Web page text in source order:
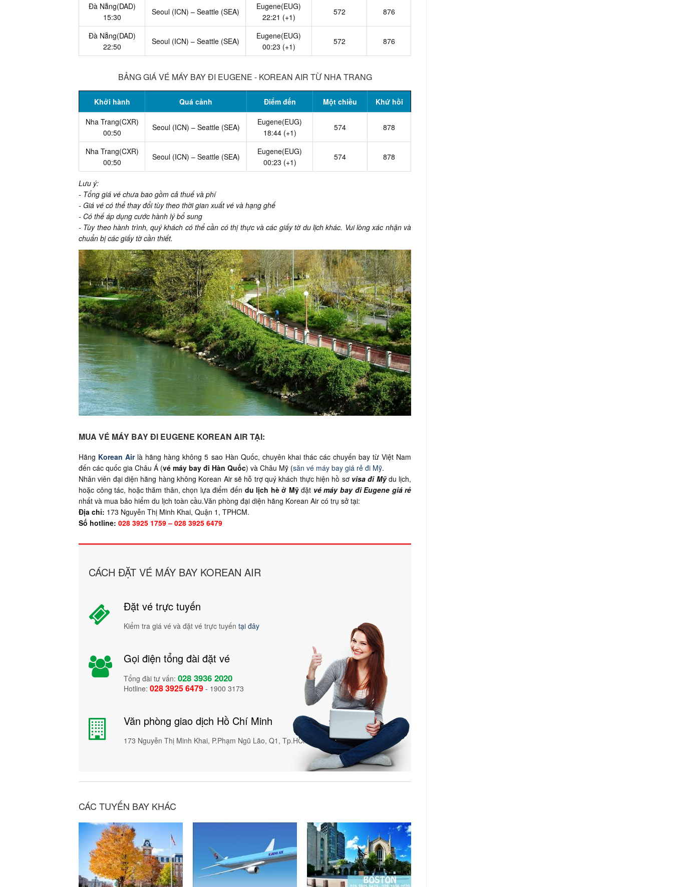
Đà Nẵng(DAD)
15:30
Seoul (ICN) – Seattle (SEA)
Eugene(EUG)
22:21 (+1)
572 876
Đà Nẵng(DAD)
22:50
Seoul (ICN) – Seattle (SEA)
Eugene(EUG)
00:23 (+1)
572 876
BẢNG GIÁ VÉ MÁY BAY ĐI EUGENE - KOREAN AIR TỪ NHA TRANG
Khởi hành Quá cảnh Điểm đến Một chiều
Khứ hồi
Nha Trang(CXR)
00:50
Seoul (ICN) – Seattle (SEA)
Eugene(EUG)
18:44 (+1)
574 878
Nha Trang(CXR)
00:50
Seoul (ICN) – Seattle (SEA)
Eugene(EUG)
00:23 (+1)
574 878
Lưu ý:
- Tổng giá vé chưa bao gồm cả thuế và phí
- Giá vé có thể thay đổi tùy theo thời gian xuất vé và hạng ghế
- Có thế áp dụng cước hành lý bổ sung
- Tùy theo hành trình, quý khách có thể cần có thị thực và các giấy tờ du lịch khác. Vui lòng xác nhận và
chuẩn bị các giấy tờ cần thiết.
MUA VÉ MÁY BAY ĐI EUGENE KOREAN AIR TẠI:
Hãng Korean Airlà hãng hàng không 5 sao Hàn Quốc, chuyên khai thác các chuyến bay từ Việt Nam
đến các quốc gia Châu Á (vé máy bay đi Hàn Quốc) và Châu Mỹ (săn vé máy bay giá rẻ đi Mỹ.
Nhân viên đại diện hãng hàng không Korean Air sẽ hỗ trợ quý khách thực hiện hồ sơ visa đi Mỹdu lịch,
hoặc công tác, hoặc thăm thân, chọn lựa điểm đến du lịch hè ở Mỹđặt vé máy bay điEugene giá rẻ
nhất và mua bảo hiểm du lịch toàn cầu.Văn phòng đại diện hãng Korean Air có trụ sở tại:
Địa chỉ: 173 Nguyễn Thị Minh Khai, Quận 1, TPHCM.
Số hotline: 028 3925 1759 – 028 3925 6479
CÁCH ĐẶT VÉ MÁY BAY KOREAN AIR
Đặt vé trực tuyến
Kiểm tra giá vé và đặt vé trực tuyến tại đây
Gọi điện tổng đài đặt vé
Tổng đài tư vấn: 028 3936 2020
Hotline: 028 3925 6479 - 1900 3173
Văn phòng giao dịch Hồ Chí Minh
173 Nguyễn Thị Minh Khai, P.Phạm Ngũ Lão, Q1, Tp.HCM
CÁC TUYẾN BAY KHÁC